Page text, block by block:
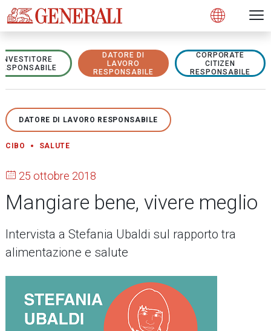
Open
INVESTITORE
DATORE DI
LAVORO
RESPONSABILE
CORPORATE
CITIZEN
RESPONSABILE
DATORE DI LAVORO RESPONSABILE
CIBO SALUTE
25 ottobre 2018
Mangiare bene, vivere meglio
Intervista a Stefania Ubaldi sul rapporto tra
alimentazione e salute